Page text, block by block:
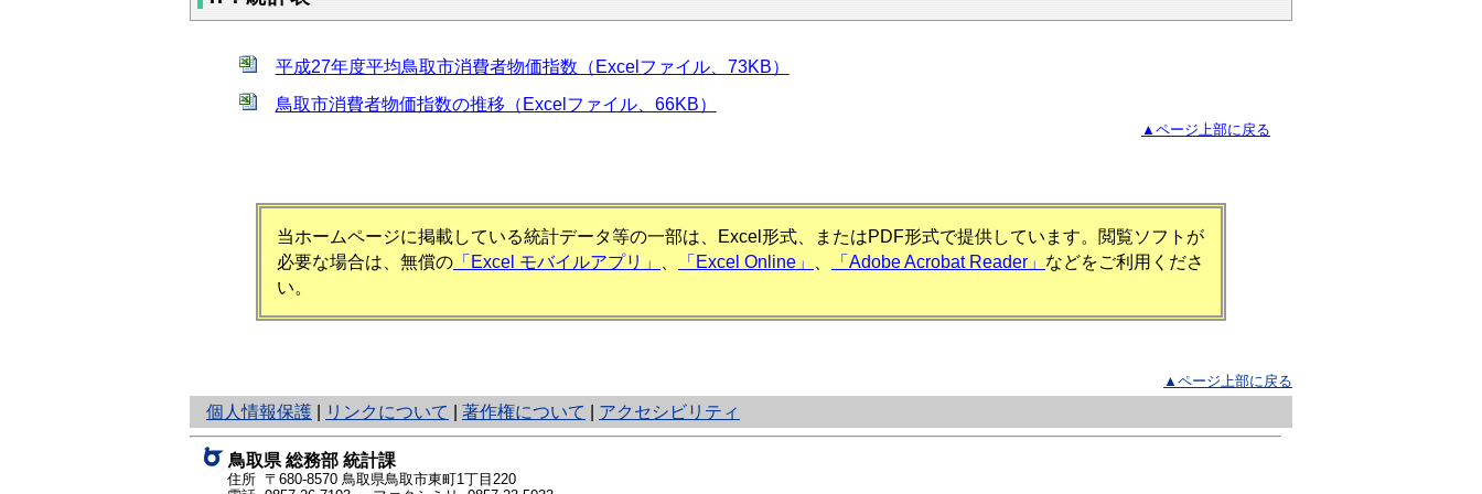
平成27年度平均鳥取市消費者物価指数（Excelファイル、73KB）
鳥取市消費者物価指数の推移（Excelファイル、66KB）
▲ページ上部に戻る
当ホームページに掲載している統計データ等の一部は、Excel形式、またはPDF形式で提供しています。閲覧ソフトが
必要な場合は、無償の 「Excel モバイルアプリ」 「Excel Online」 「Adobe Acrobat Reader」 などをご利用くださ
い。
▲ページ上部に戻る
個人情報保護
と
り
ネ
ッ
リンクについて 著作権について アクセシビリティ
鳥取県 総務部 統計課
住所 〒680-8570 鳥取県鳥取市東町1丁目220